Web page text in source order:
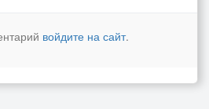
войдите на сайт.